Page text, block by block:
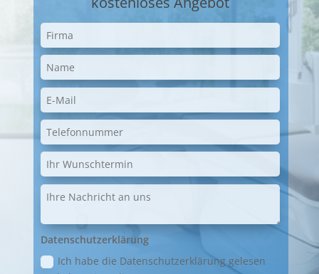
Datenschutzerklärung
Ich habe die Datenschutzerklärung gelesen